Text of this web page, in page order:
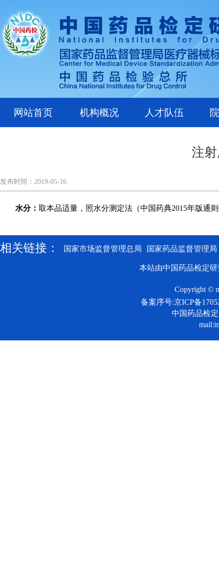
网站首页 机构概况 人才队伍
注
发布时间：2019-05-16
水分： 取本品适量，照水分测定法（中国药典2015年版通
相关链接： 国家市场监督管理总局 国家药品监督管理局
本站由中国药品检定
Copyright ©
备案序号:京ICP备
中国药品检